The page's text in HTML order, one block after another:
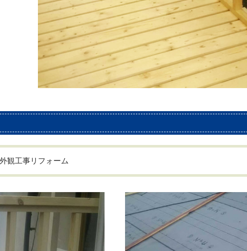
外観工事リフォーム